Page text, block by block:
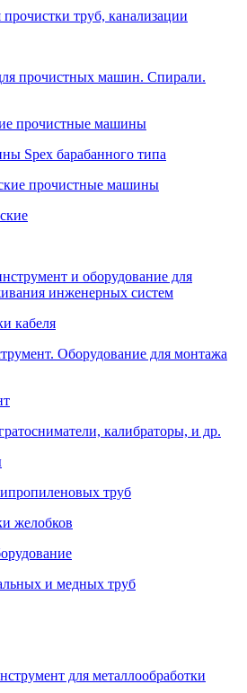
труб, канализации
прочистных машин. Спирали.
прочистные машины
Spex барабанного типа
прочистные машины
и оборудование для
инженерных систем
кабеля
Оборудование для монтажа
калибраторы, и др.
труб
желобков
и медных труб
для металлообработки